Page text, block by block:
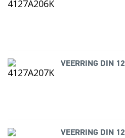
VEERRING DIN
VEERRING DIN